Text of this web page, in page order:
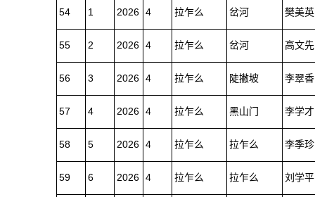
54 1 2026 4 拉乍么 岔河 樊美英
55 2 2026 4 拉乍么 岔河 高文先
56 3 2026 4 拉乍么 陡撇坡 李翠香
57 4 2026 4 拉乍么 黑山门 李学才
58 5 2026 4 拉乍么 拉乍么 李季珍
59 6 2026 4 拉乍么 拉乍么 刘学平